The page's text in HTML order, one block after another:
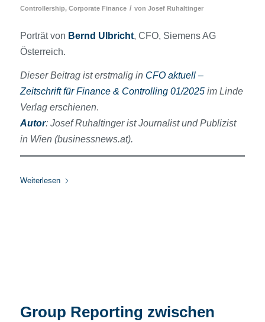
Controllership, Corporate Finance / von Josef Ruhaltinger
Porträt von Bernd Ulbricht, CFO, Siemens AG
Österreich.
Dieser Beitrag ist erstmalig in CFO aktuell –
Zeitschrift für Finance & Controlling 01/2025im Linde
Verlag erschienen.
Autor: Josef Ruhaltinger ist Journalist und Publizist
in Wien (businessnews.at).
Weiterlesen
Group Reporting zwischen